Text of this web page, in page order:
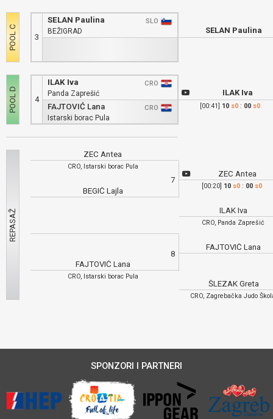
3
SELAN Paulina
SLO
BEŽIGRAD
4
ILAK Iva
CRO
Panda Zaprešić
FAJTOVIĆ Lana
CRO
Istarski borac Pula
SELAN Paulina
ILAK Iva
[00:41] 10 s0: 00 s0
ZEC Antea
CRO, Istarski borac Pula
BEGIĆ Lajla
FAJTOVIĆ Lana
CRO, Istarski borac Pula
7
ZEC Antea
[00:20] 10 s0 : 00 s0
ILAK Iva
CRO, Panda Zaprešić
8
FAJTOVIĆ Lana
ŠLEZAK Greta
CRO, Zagrebačka Judo
SPONZORI I PARTNERI